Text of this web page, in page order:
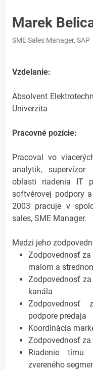
Marek
SME Sales Manager, SAP
Vzdelanie:
Absolvent
Univerzita
Pracovné pozície:
Pracoval vo
analytik,
oblasti riadenia IT
softvérovej podpory
2003 pracuje v
sales, SME Manager.
Medzi jeho
Zodpovednosť za
malom a
Zodpovednosť
kanála
Zodpovednosť
podpore predaja
Koordinácia
Zodpovednosť
Riadenie tímu
zvereného